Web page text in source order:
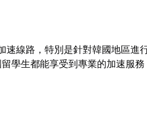
速線路，特別是針對韓國地區進
學生都能享受到專業的加速服